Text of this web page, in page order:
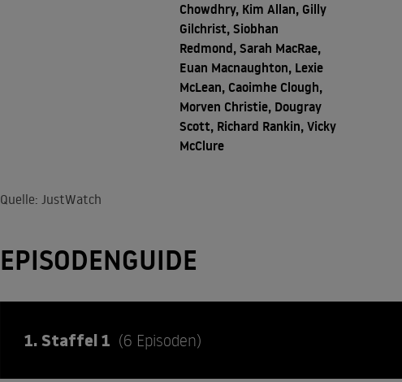
Chowdhry, Kim Allan, Gilly
Gilchrist, Siobhan
Redmond, Sarah MacRae,
Euan Macnaughton, Lexie
McLean, Caoimhe Clough,
Morven Christie, Dougray
Scott, Richard Rankin, Vicky
McClure
Quelle: JustWatch
EPISODENGUIDE
1. Staffel 1 (6 Episoden)